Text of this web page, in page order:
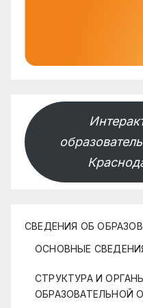
СВЕДЕНИЯ ОБ
ОСНОВНЫЕ
СТРУКТУРА И
ОБРАЗОВАТЕЛЬНОЙ